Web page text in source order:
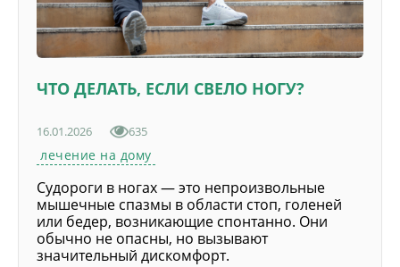
ЧТО ДЕЛАТЬ, ЕСЛИ СВЕЛО НОГУ?
16.01.2026 635
лечение на дому
Судороги в ногах — это непроизвольные
мышечные спазмы в области стоп, голеней
или бедер, возникающие спонтанно. Они
обычно не опасны, но вызывают
значительный дискомфорт.